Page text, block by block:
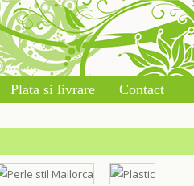
Plata si livrare Contact